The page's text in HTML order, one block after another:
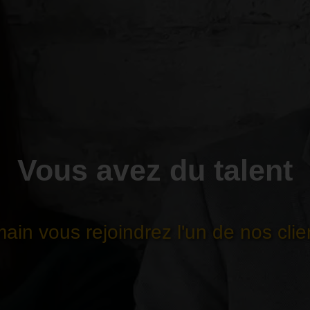
Vous avez du talent
vous rejoindrez l'un de nos